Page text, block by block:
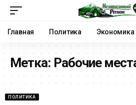
Главная Политика Экономика
Метка: Рабочие
ПОЛИТИКА